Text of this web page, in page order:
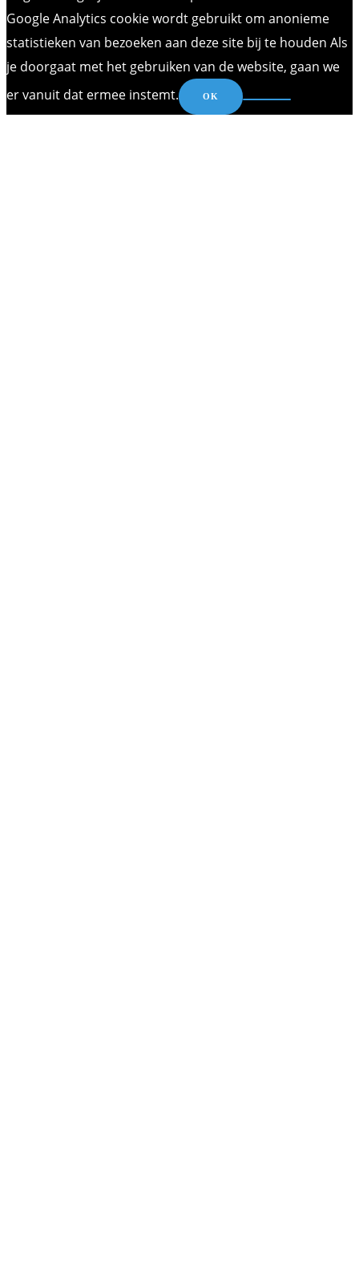
Google Analytics cookie wordt gebruikt om anonieme
statistieken van bezoeken aan deze site bij te houden Als
je doorgaat met het gebruiken van de website, gaan we
er vanuit dat ermee instemt.
OK